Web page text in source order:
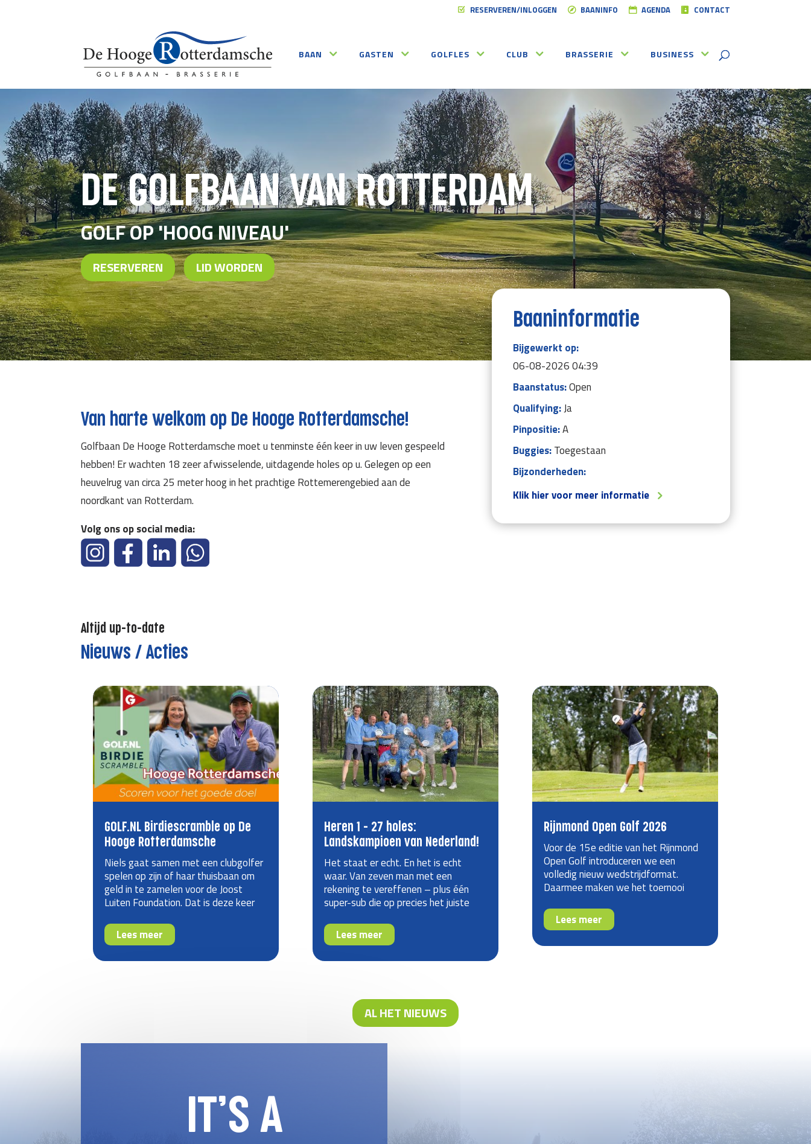
RESERVEREN/INLOGGEN BAANINFO AGENDA CONTACT
BAAN GASTEN GOLFLES CLUB BRASSERIE BUSINESS
DE GOLFBAAN VAN ROTTERDAM
GOLF OP 'HOOG NIVEAU'
RESERVEREN LID WORDEN
Van harte welkom op De Hooge Rotterdamsche!
Golfbaan De Hooge Rotterdamsche moet u tenminste één keer in uw leven gespeeld
hebben! Er wachten 18 zeer afwisselende, uitdagende holes op u. Gelegen op een
heuvelrug van circa 25 meter hoog in het prachtige Rottemerengebied aan de
noordkant van Rotterdam.
Volg ons op social media:
Baaninformatie
Bijgewerkt op:
06-08-2026 04:39
Baanstatus:Open
Qualifying:Ja
Pinpositie:A
Buggies:Toegestaan
Bijzonderheden:
Klik hier voor meer informatie
Altijd up-to-date
Nieuws / Acties
GOLF.NL Birdiescramble op De
Hooge Rotterdamsche
Niels gaat samen met een clubgolfer
spelen op zijn of haar thuisbaan om
geld in te zamelen voor de Joost
Luiten Foundation. Dat is deze keer
Rotterdamsche.
Lees meer
Heren 1 – 27 holes:
Landskampioen van Nederland!
Het staat er echt. En het is echt
waar. Van zeven man met een
rekening te vereffenen – plus één
super-sub die op precies het juiste
die de geschiedenisboeken van De
Hooge Rotterdamsche in is gegaan.
Lees meer
Rijnmond Open Golf 2026
Voor de 15e editie van het Rijnmond
Open Golf introduceren we een
volledig nieuw wedstrijdformat.
Daarmee maken we het toernooi
spelers én beter te volgen voor
publiek.
Lees meer
AL HET NIEUWS
IT’S A